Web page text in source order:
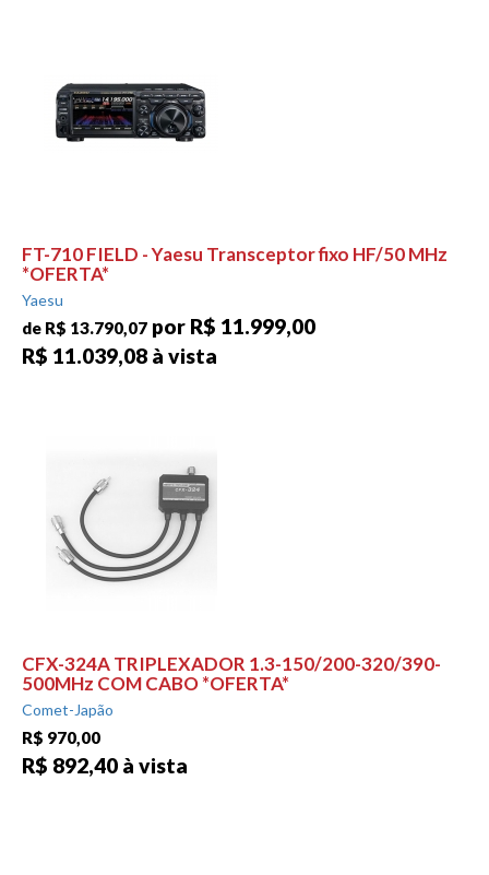
FT-710 FIELD - Yaesu Transceptor fixo HF/50 MHz
*OFERTA*
Yaesu
de R$ 13.790,07 por R$ 11.999,00
R$ 11.039,08 à vista
CFX-324A TRIPLEXADOR 1.3-150/200-320/390-
500MHz COM CABO *OFERTA*
Comet-Japão
R$ 970,00
R$ 892,40 à vista